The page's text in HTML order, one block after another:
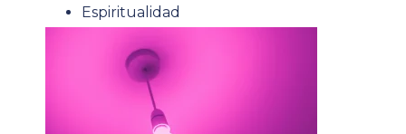
Espiritualidad